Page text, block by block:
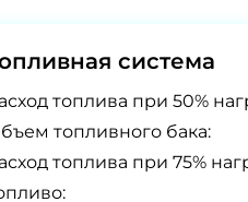
система
топлива при 50%
топливного бака:
топлива при 75%